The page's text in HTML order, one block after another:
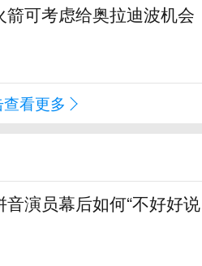
可考虑给奥拉迪波机会
查看更多
演员幕后如何“不好好说